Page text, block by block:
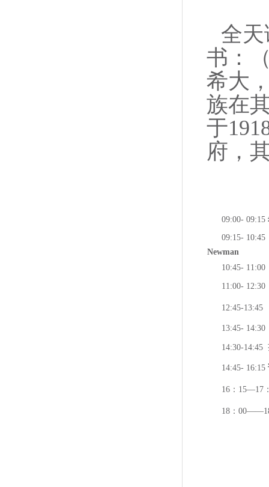
全
书：
希大
族在
于
府，
09:00- 09:15
09:15- 10:45
Newman
10:45-
11:00-
12:45-
13:45-
14:30-14:45
14:45- 16:15
16：15—17
18：